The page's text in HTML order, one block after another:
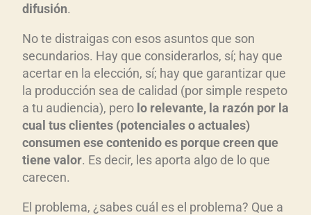
difusión.
No te distraigas con esos asuntos que son
secundarios. Hay que considerarlos, sí; hay que
acertar en la elección, sí; hay que garantizar que
la producción sea de calidad (por simple respeto
a tu audiencia), pero lo relevante, la razón por la
cual tus clientes (potenciales o actuales)
consumen ese contenido es porque creen que
tiene valor. Es decir, les aporta algo de lo que
carecen.
El problema, ¿sabes cuál es el problema? Que a